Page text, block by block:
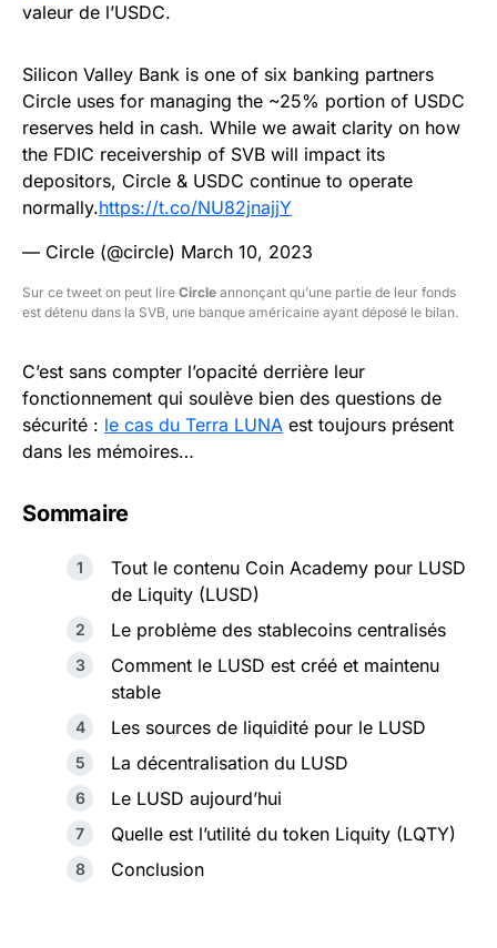
valeur de l’USDC.
Silicon Valley Bank is one of six banking partners
Circle uses for managing the ~25% portion of USDC
reserves held in cash. While we await clarity on how
the FDIC receivership of SVB will impact its
depositors, Circle & USDC continue to operate
normally.https://t.co/NU82jnajjY
— Circle (@circle) March 10, 2023
Sur ce tweet on peut lire Circle annonçant qu’une partie de leur fonds
est détenu dans la SVB, une banque américaine ayant déposé le bilan.
C’est sans compter l’opacité derrière leur
fonctionnement qui soulève bien des questions de
sécurité : le cas du Terra LUNA est toujours présent
dans les mémoires…
Sommaire
Tout le contenu Coin Academy pour LUSD
de Liquity (LUSD)
Le problème des stablecoins centralisés
Comment le LUSD est créé et maintenu
stable
Les sources de liquidité pour le LUSD
La décentralisation du LUSD
Le LUSD aujourd’hui
Quelle est l’utilité du token Liquity (LQTY)
Conclusion